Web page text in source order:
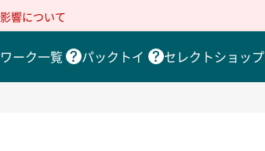
響について
ーク一覧 パックトイ セレクトショップ